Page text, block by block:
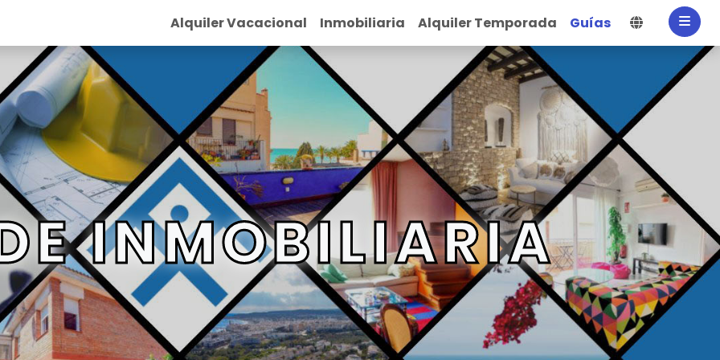
Alquiler Vacacional Inmobiliaria Alquiler Temporada Guías
INMOBILIARIA